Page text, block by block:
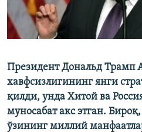
Президент Дональд
хавфсизлигининг янги
қилди, унда Хитой ва
муносабат акс этган.
ўзининг миллий